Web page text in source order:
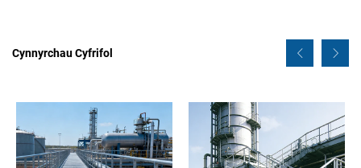
Cynnyrchau Cyfrifol